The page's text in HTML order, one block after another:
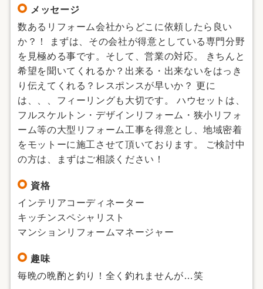
メッセージ
数あるリフォーム会社からどこに依頼したら良い
か？！ まずは、その会社が得意としている専門分野
を見極める事です。そして、営業の対応。 きちんと
希望を聞いてくれるか？出来る・出来ないをはっき
り伝えてくれる？レスポンスが早いか？ 更に
は、、、フィーリングも大切です。 ハウセットは、
フルスケルトン・デザインリフォーム・狭小リフォ
ーム等の大型リフォーム工事を得意とし、地域密着
をモットーに施工させて頂いております。 ご検討中
の方は、まずはご相談ください！
資格
インテリアコーディネーター
キッチンスペシャリスト
マンションリフォームマネージャー
趣味
毎晩の晩酌と釣り！全く釣れませんが…笑